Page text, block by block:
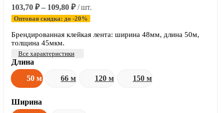
103,70 ₽ – 109,80 ₽Диапазон
цен:
103,70 ₽
–
/ шт.
Оптовая скидка: до -20%
Брендированная клейкая лента: ширина 48мм, длина 50м,
толщина 45мкм.
Все характеристики
Длина
50 м
66 м 120 м 150 м
Ширина